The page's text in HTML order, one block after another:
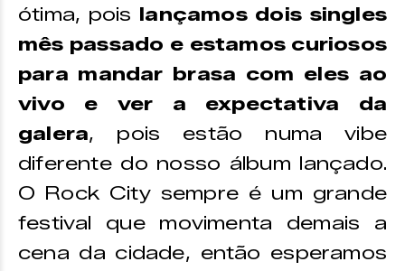
ótima, pois lançamos dois singles
mês passado e estamos curiosos
para mandar brasa com eles ao
vivo e ver a expectativa da
galera, pois estão numa vibe
diferente do nosso álbum lançado.
O Rock City sempre é um grande
festival que movimenta demais a
cena da cidade, então esperamos